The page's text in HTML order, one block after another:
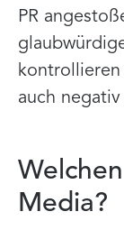
PR
kontrollieren
auch negativ
Media?